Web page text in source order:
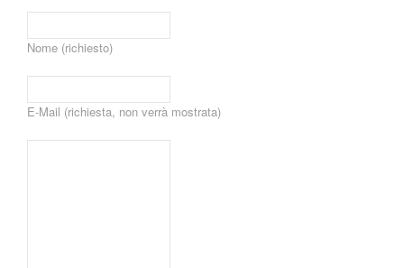
Nome (richiesto)
E-Mail (richiesta, non verrà mostrata)